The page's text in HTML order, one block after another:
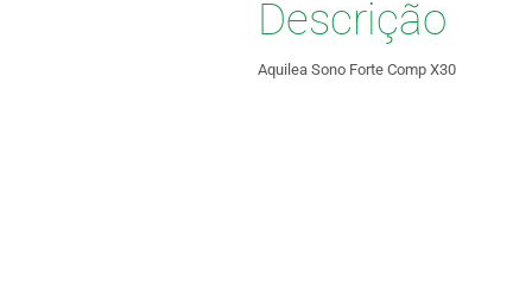
Descrição
Aquilea Sono Forte Comp X30